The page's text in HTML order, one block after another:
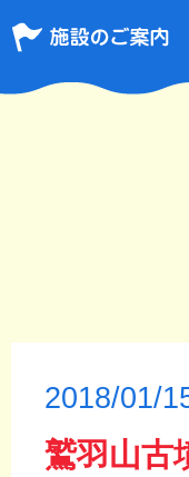
2018/01/
鷲羽山古